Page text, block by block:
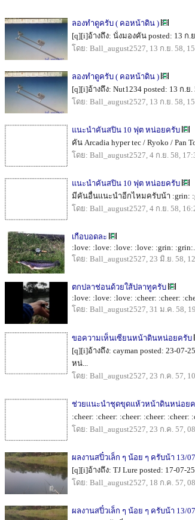
ลองทำดูครับ ( คอหน้าดิน )
[q][i]อ้างถึง: นั่งมองคัน posted: 13 ก.
โดย: Ball_august2527, 13 ก.ย. 58,
ลองทำดูครับ ( คอหน้าดิน )
[q][i]อ้างถึง: Nut1234 posted: 13 ก.
โดย: Ball_august2527, 13 ก.ย. 58,
แนะนำคันสปิน 10 ฟุต หน่อยครับ
คัน Arcadia hyper tec / Ryoko / Pan
โดย: Ball_august2527, 4 ก.ย. 58,
แนะนำคันสปิน 10 ฟุต หน่อยครับ
มีคันอื่นเเนะนำอีกไหมครับน้า :grin:
โดย: Ball_august2527, 4 ก.ย. 58,
เกือบอดละ
:love: :love: :love: :love: :grin:
โดย: Ball_august2527, 23 มิ.ย. 58,
ตกปลาช่อนด้วยใส้ปลาทูครับ
:love: :love: :love: :cheer: :cheer:
โดย: Ball_august2527, 31 ม.ค. 58,
ขอความเห็นเซียนหน้าดินหน่อยครับ
[q][i]อ้างถึง: cayman posted: 23-
หน่...
โดย: Ball_august2527, 23 ก.ค. 57,
ช่วยเเนะนำชุดขุดแห้วหน้าดินหน่อย
:cheer: :cheer: :cheer: :cheer:
โดย: Ball_august2527, 23 ก.ค. 57,
ผลงานสปิ๋วเล็ก ๆ น้อย ๆ ครับน้า 13/
[q][i]อ้างถึง: TJ Lure posted: 17-
โดย: Ball_august2527, 18 ก.ค. 57,
ผลงานสปิ๋วเล็ก ๆ น้อย ๆ ครับน้า 13/